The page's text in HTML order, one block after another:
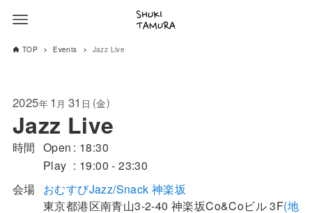
TOP Events Jazz Live
2025年 1 月 31 日 (金)
Jazz Live
時間 Open
18:30
Play
19:00 - 23:30
会場 おむすびJazz/Snack 神楽坂
東京都港区南青山3-2-40 神楽坂Co&Coビル 3F(地